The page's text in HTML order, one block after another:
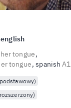
tongue
tongue spanishA1